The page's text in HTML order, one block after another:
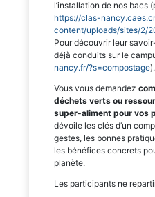
l’installation de nos bacs
https://clas-
content/uploads/sites/2/
Pour découvrir leur
déjà conduits sur le
nancy.fr/?s=compostage).
Vous vous demandez
déchets verts ou
super-aliment pour vos
dévoile les clés d’un
gestes, les bonnes
les bénéfices concrets
planète.
Les participants ne